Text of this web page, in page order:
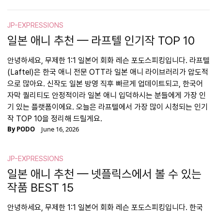
JP-EXPRESSIONS
일본 애니 추천 — 라프텔 인기작 TOP 10
안녕하세요, 무제한 1:1 일본어 회화 레슨 포도스피킹입니다. 라프텔
(Laftel)은 한국 애니 전문 OTT라 일본 애니 라이브러리가 압도적
으로 많아요. 신작도 일본 방영 직후 빠르게 업데이트되고, 한국어
자막 퀄리티도 안정적이라 일본 애니 입덕하시는 분들에게 가장 인
기 있는 플랫폼이에요. 오늘은 라프텔에서 가장 많이 시청되는 인기
작 TOP 10을 정리해 드릴게요.
ByPODO June 16, 2026
JP-EXPRESSIONS
일본 애니 추천 — 넷플릭스에서 볼 수 있는
작품 BEST 15
안녕하세요, 무제한 1:1 일본어 회화 레슨 포도스피킹입니다. 한국